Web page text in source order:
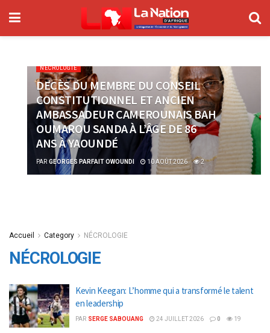
NÉCROLOGIE
DECÈS DU MEMBRE DU CONSEIL
CONSTITUTIONNEL ET ANCIEN
AMBASSADEUR CAMEROUNAIS BAH
OUMAROU SANDA À L’ÂGE DE 86
ANS À YAOUNDÉ
PAR GEORGES PARFAIT OWOUNDI 10 AOÛT 2026 2
Accueil Category NÉCROLOGIE
NÉCROLOGIE
Kevin Keegan: L’homme qui a transformé le talent
en leadership
PAR SERGE SABOUANG 24 JUILLET 2026 0 19